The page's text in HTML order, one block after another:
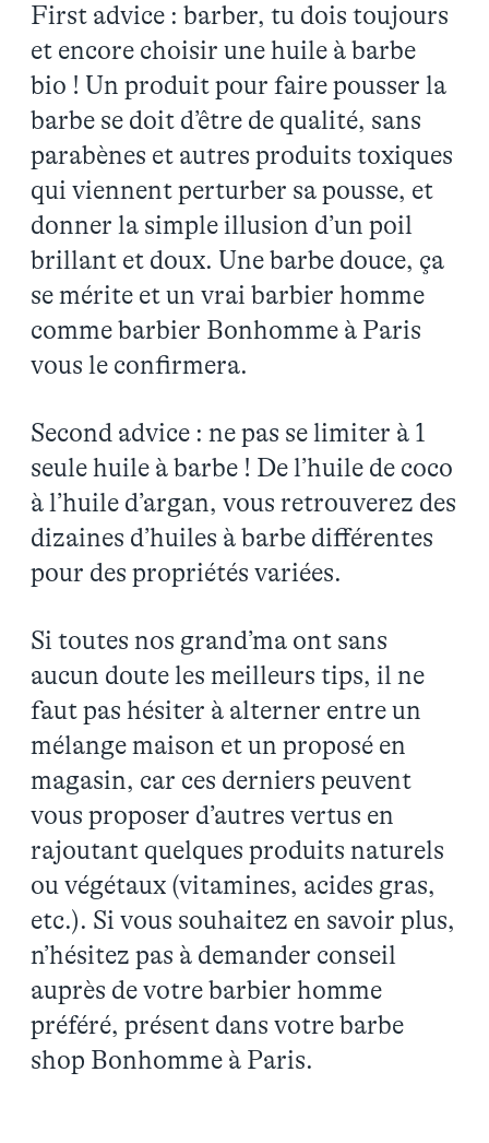
First advice : barber, tu dois toujours
et encore choisir une huile à barbe
bio ! Un produit pour faire pousser la
barbe se doit d’être de qualité, sans
parabènes et autres produits toxiques
qui viennent perturber sa pousse, et
donner la simple illusion d’un poil
brillant et doux. Une barbe douce, ça
se mérite et un vrai barbier homme
comme barbier Bonhomme à Paris
vous le confirmera.
Second advice : ne pas se limiter à 1
seule huile à barbe ! De l’huile de coco
à l’huile d’argan, vous retrouverez des
dizaines d’huiles à barbe différentes
pour des propriétés variées.
Si toutes nos grand’ma ont sans
aucun doute les meilleurs tips, il ne
faut pas hésiter à alterner entre un
mélange maison et un proposé en
magasin, car ces derniers peuvent
vous proposer d’autres vertus en
rajoutant quelques produits naturels
ou végétaux (vitamines, acides gras,
etc.). Si vous souhaitez en savoir plus,
n’hésitez pas à demander conseil
auprès de votre barbier homme
préféré, présent dans votre barbe
shop Bonhomme à Paris.